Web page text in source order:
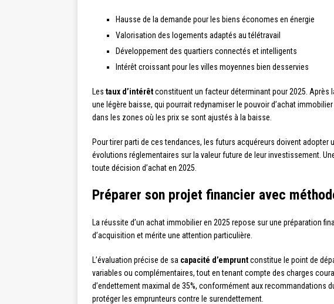
Hausse de la demande pour les biens économes en énergie
Valorisation des logements adaptés au télétravail
Développement des quartiers connectés et intelligents
Intérêt croissant pour les villes moyennes bien desservies
Les taux d’intérêtconstituent un facteur déterminant pour 2025. Après
une légère baisse, qui pourrait redynamiser le pouvoir d’achat
dans les zones où les prix se sont ajustés à la baisse.
Pour tirer parti de ces tendances, les futurs acquéreurs doivent
évolutions réglementaires sur la valeur future de leur investissement.
toute décision d’achat en 2025.
Préparer son projet financier avec
La réussite d’un achat immobilier en 2025 repose sur une préparation
d’acquisition et mérite une attention particulière.
L’évaluation précise de sa capacité d’empruntconstitue le point de
variables ou complémentaires, tout en tenant compte des charges
d’endettement maximal de 35%, conformément aux recommandations
protéger les emprunteurs contre le surendettement.